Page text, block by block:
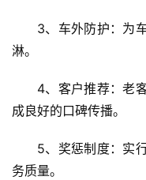
3、车外防护：为
淋。
4、客户推荐：老
成良好的口碑传播。
5、奖惩制度：实
务质量。